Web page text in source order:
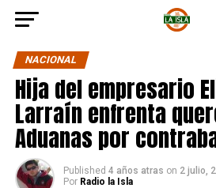
NACIONAL
Hija del empresario
Larraín enfrenta
Aduanas por
Published 4 años atras on 2 julio,
Por Radio la Isla